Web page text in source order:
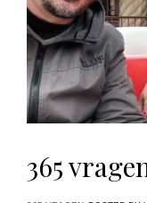
365